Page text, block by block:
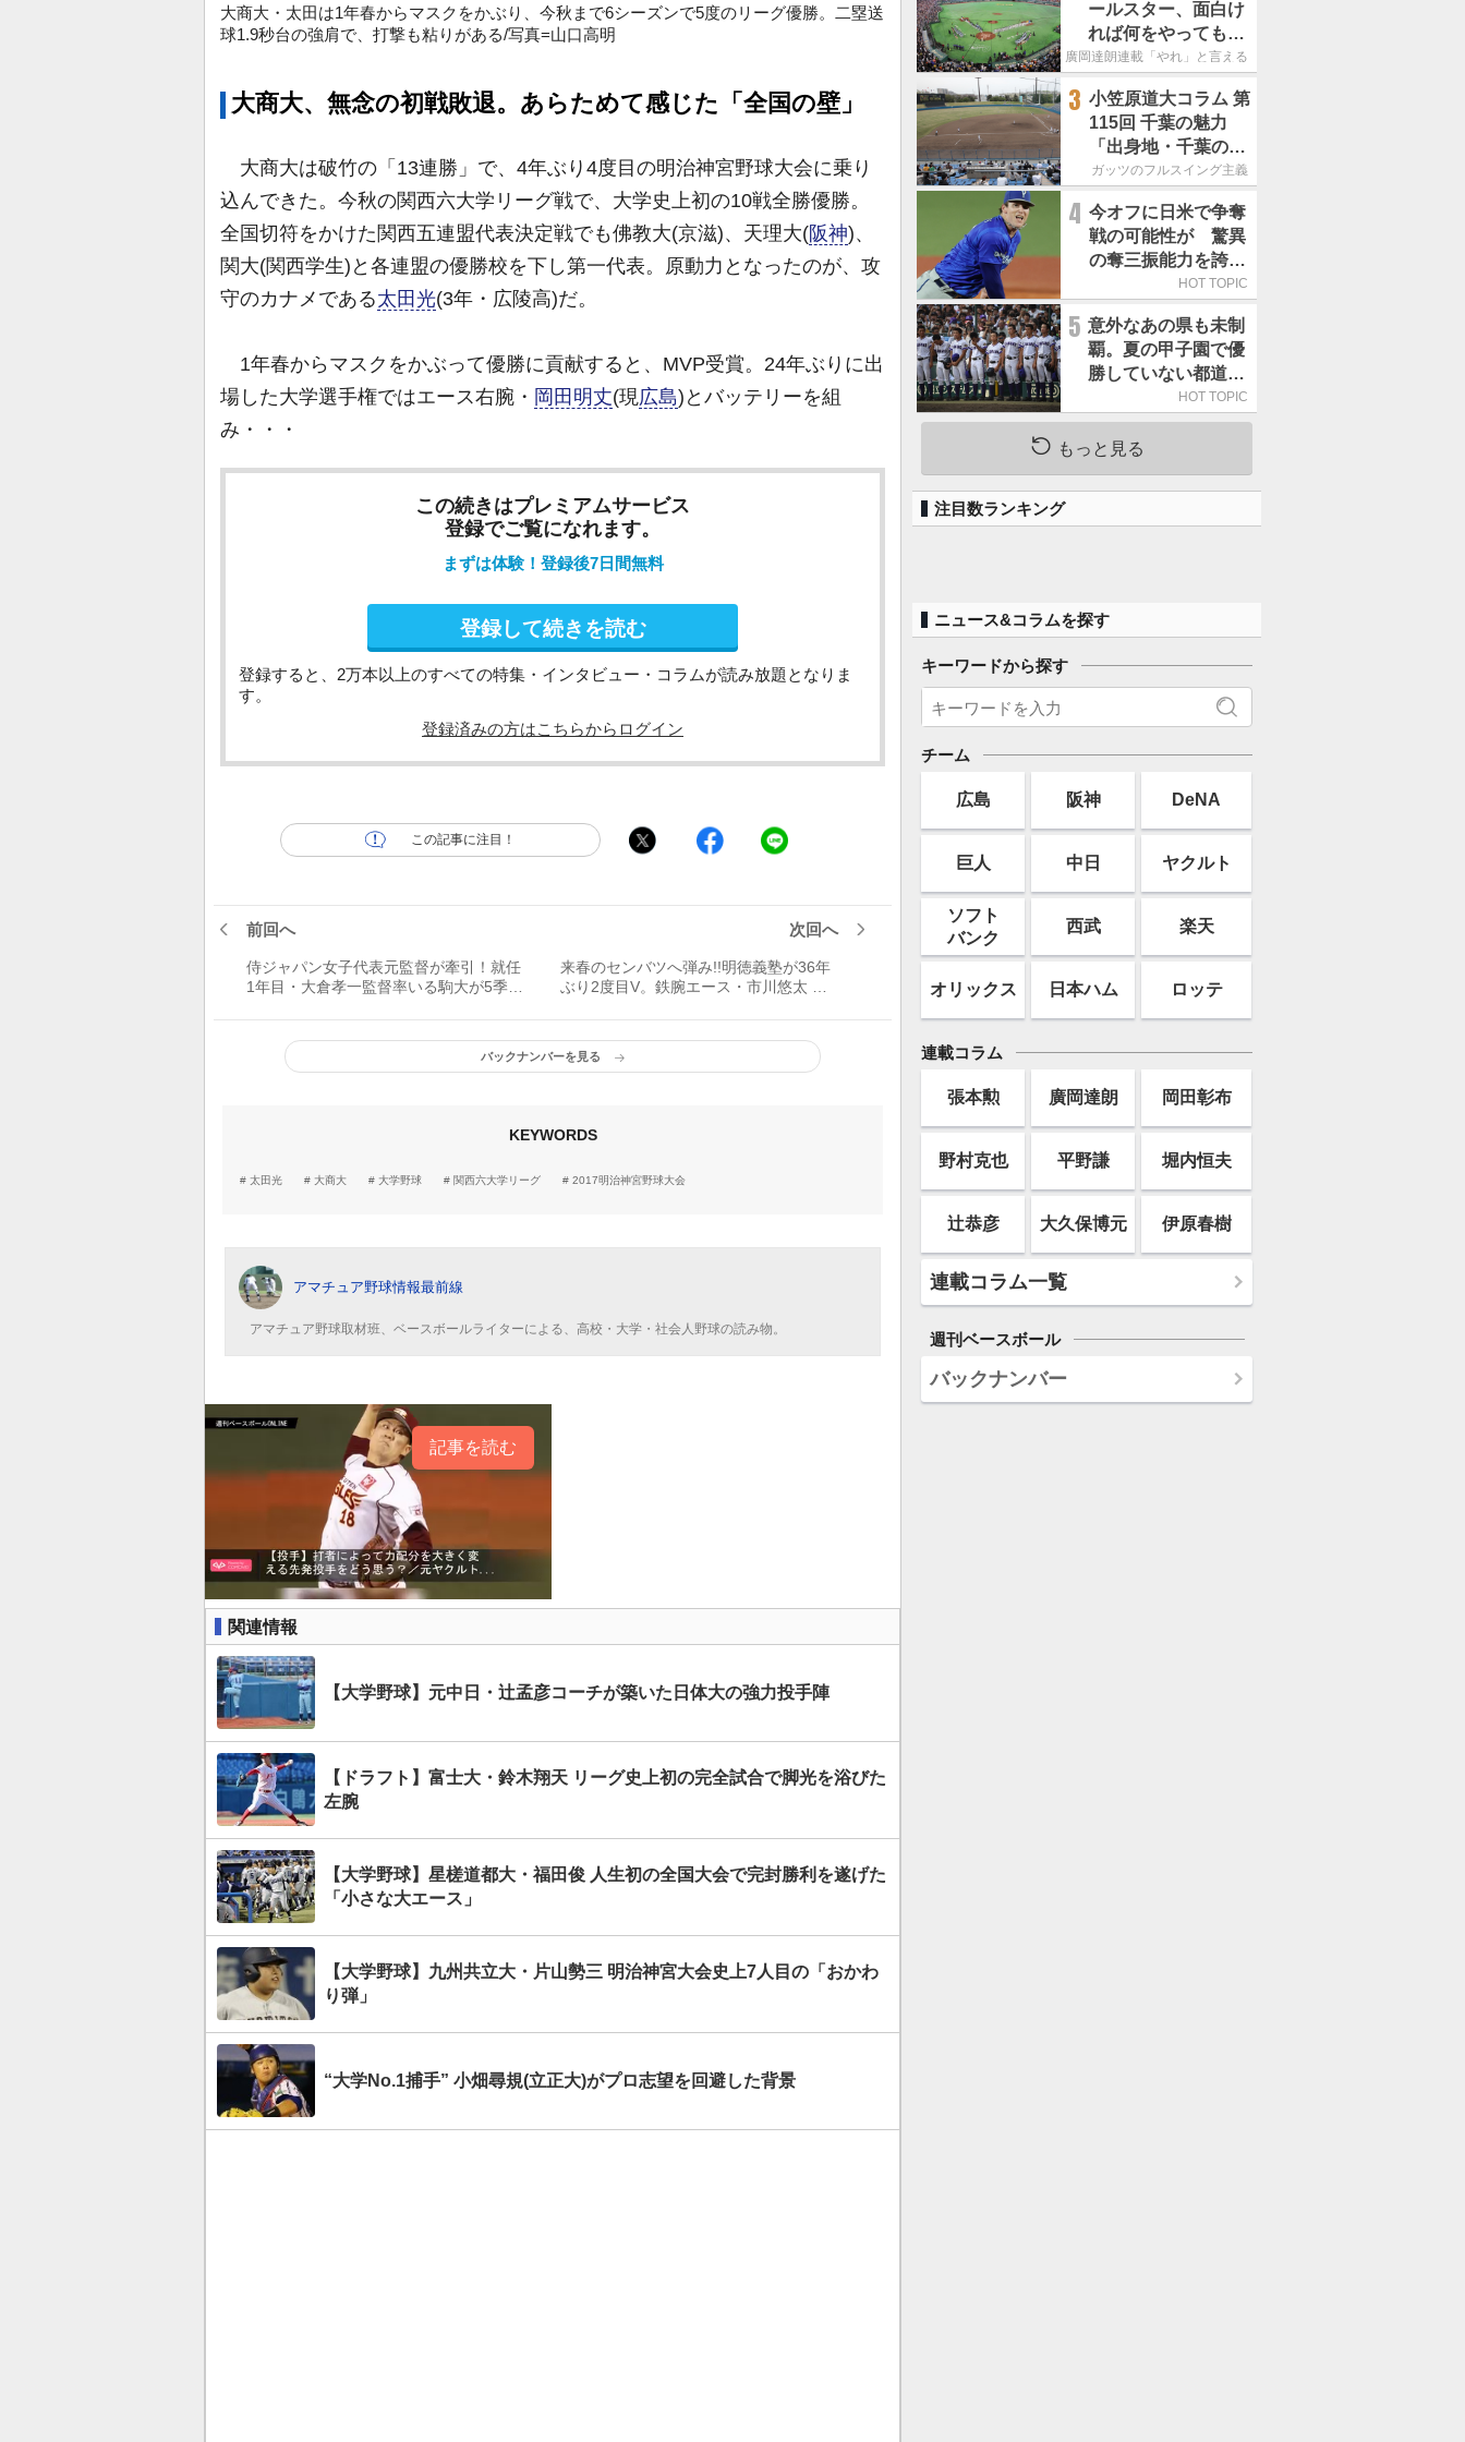
大商大・太田は1年春からマスクをかぶり、今秋まで6シーズンで5度のリーグ優勝。二塁送
球1.9秒台の強肩で、打撃も粘りがある/写真=山口高明
大商大、無念の初戦敗退。あらためて感じた「全国の壁」
大商大は破竹の「13連勝」で、4年ぶり4度目の明治神宮野球大会に乗り
込んできた。今秋の関西六大学リーグ戦で、大学史上初の10戦全勝優勝。
全国切符をかけた関西五連盟代表決定戦でも佛教大(京滋)、天理大(阪神)、
関大(関西学生)と各連盟の優勝校を下し第一代表。原動力となったのが、攻
守のカナメである太田光(3年・広陵高)だ。
1年春からマスクをかぶって優勝に貢献すると、MVP受賞。24年ぶりに出
場した大学選手権ではエース右腕・ 岡田明丈(現広島)とバッテリーを組
み・・・
この続きはプレミアムサービス
登録でご覧になれます。
まずは体験！登録後7日間無料
登録して続きを読む
登録すると、2万本以上のすべての特集・インタビュー・コラムが読み放題となりま
す。
登録済みの方はこちらからログイン
この記事に注目！
前回へ
侍ジャパン女子代表元監督が牽引！就任
1年目・大倉孝一監督率いる駒大が5季ぶ
次回へ
来春のセンバツへ弾み!!明徳義塾が36年
ぶり2度目V。鉄腕エース・市川悠太 公
バックナンバーを見る
KEYWORDS
太田光 大商大 大学野球 関西六大学リーグ 2017明治神宮野球大会
アマチュア野球情報最前線
アマチュア野球取材班、ベースボールライターによる、高校・大学・社会人野球の読み物。
記事を読む
関連情報
【大学野球】元中日・辻孟彦コーチが築いた日体大の強力投手陣
【ドラフト】富士大・鈴木翔天 リーグ史上初の完全試合で脚光を浴びた
左腕
【大学野球】星槎道都大・福田俊 人生初の全国大会で完封勝利を遂げた
「小さな大エース」
【大学野球】九州共立大・片山勢三 明治神宮大会史上7人目の「おかわ
り弾」
“大学No.1捕手” 小畑尋規(立正大)がプロ志望を回避した背景
ールスター、面白け
れば何をやってもい
いという発想は大間
廣岡達朗連載「やれ」と言える信念
3 小笠原道大コラム 第
115回 千葉の魅力
「出身地・千葉の話
の続き。昔から野球
す」
ガッツのフルスイング主義
4 今オフに日米で争奪
戦の可能性が 驚異
の奪三振能力を誇る
「最速160キロ右
HOT TOPIC
5 意外なあの県も未制
覇。夏の甲子園で優
勝していない都道府
HOT TOPIC
もっと見る
注目数ランキング
ニュース&コラムを探す
キーワードから探す
チーム
広島 阪神 DeNA
巨人 中日 ヤクルト
ソフト
バンク
西武 楽天
オリックス 日本ハム ロッテ
連載コラム
張本勲 廣岡達朗 岡田彰布
野村克也 平野謙 堀内恒夫
辻恭彦 大久保博元 伊原春樹
連載コラム一覧
週刊ベースボール
バックナンバー